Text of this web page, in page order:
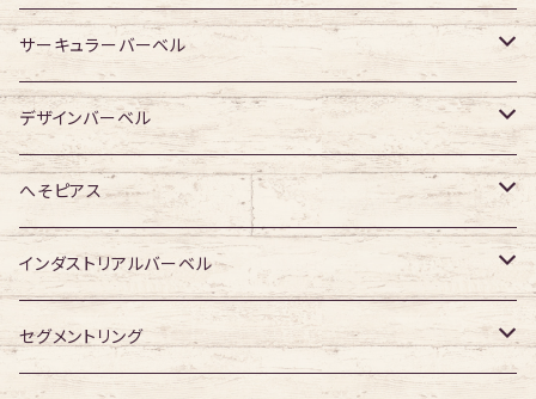
ジュエル有り
ジュエル有り
ジュエル無し
ジュエル有り
アクリル・その他
ジュエル無し
ジュエル有り
サージカルチタン
ジュエル無し
ジュエル有り
アクリル・その他
316Lサージカルステンレス
ジュエル無し
ジュエル有り
サージカルチタン
ジュエル無し
ジュエル有り
アクリル・その他
サーキュラーバーベル
316Lサージカルステンレス
ジュエル無し
ジュエル有り
サージカルチタン
ジュエル無し
ジュエル有り
アクリル・その他
デザインバーベル
ジュエル無し
ジュエル有り
へそピアス
316Lサージカルステンレス
ジュエル無し
サージカルチタン
インダストリアルバーベル
316Lサージカルステンレス
セグメントリング